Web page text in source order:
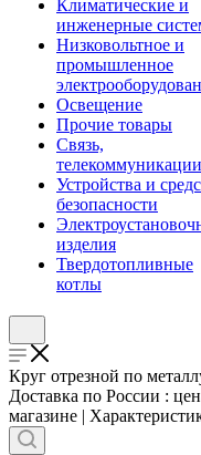
Климатические и
инженерные
Низковольтное и
промышленное
Освещение
Прочие товары
Связь,
телекоммуникации
Устройства и
безопасности
изделия
Твердотопливные
котлы
Круг отрезной по
Доставка по России :
магазине |